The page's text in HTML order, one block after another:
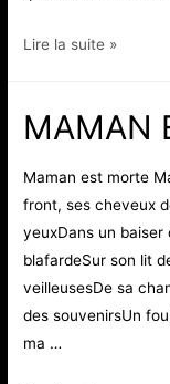
LA
POTEAUX
Lire la suite »
MAMAN
Maman est morte
front, ses cheveux
yeuxDans un baiser
blafardeSur son lit
veilleusesDe sa
des souvenirsUn
ma …